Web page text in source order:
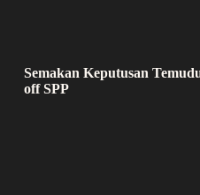
Semakan Keputusan
off SPP